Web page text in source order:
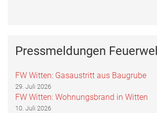
Pressmeldungen
FW Witten: Gasaustritt aus Baugrube
29. Juli 2026
FW Witten: Wohnungsbrand in Witten
10. Juli 2026